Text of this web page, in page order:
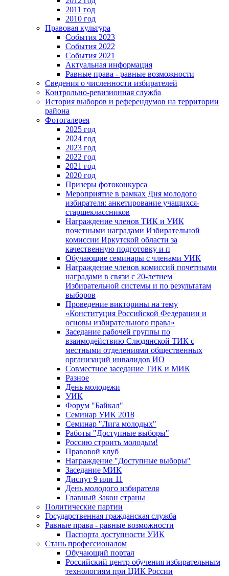
2011 год
2010 год
Правовая культура
События 2023
События 2022
События 2021
Актуальная информация
Равные права - равные возможности
Сведения о численности избирателей
Контрольно-ревизионная служба
История выборов и референдумов на территории
района
Фотогалерея
2025 год
2024 год
2023 год
2022 год
2021 год
2020 год
Призеры фотоконкурса
Мероприятие в рамках Дня молодого
избирателя: анкетирование учащихся-
старшеклассников
Награждение членов ТИК и УИК
почетными наградами Избирательной
комиссии Иркутской области за
качественную подготовку и п
Обучающие семинары с членами УИК
Награждение членов комиссий почетными
наградами в связи с 20-летием
Избирательной системы и по результатам
выборов
Проведение викторины на тему
«Конституция Российской Федерации и
основы избирательного права»
Заседание рабочей группы по
взаимодействию Слюдянской ТИК с
местными отделениями общественных
организаций инвалидов ИО
Совместное заседание ТИК и МИК
Разное
День молодежи
УИК
Форум "Байкал"
Семинар УИК 2018
Семинар "Лига молодых"
Работы "Доступные выборы"
Россию строить молодым!
Правовой клуб
Награждение "Доступные выборы"
Заседание МИК
Диспут 9 или 11
День молодого избирателя
Главный Закон страны
Политические партии
Государственная гражданская служба
Равные права - равные возможности
Паспорта доступности УИК
Стань профессионалом
Обучающий портал
Российский центр обучения избирательным
технологиям при ЦИК России